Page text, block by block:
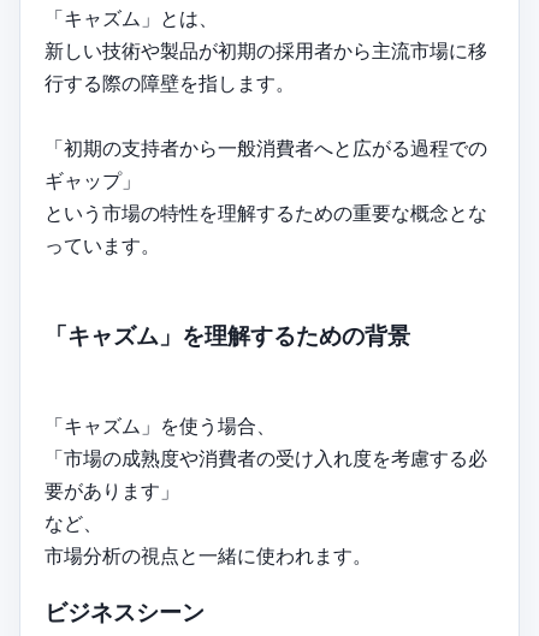
「キャズム」とは、
新しい技術や製品が初期の採用者から主流市場に移
行する際の障壁を指します。
「初期の支持者から一般消費者へと広がる過程での
ギャップ」
という市場の特性を理解するための重要な概念とな
っています。
「キャズム」を理解するための背景
「キャズム」を使う場合、
「市場の成熟度や消費者の受け入れ度を考慮する必
要があります」
など、
市場分析の視点と一緒に使われます。
ビジネスシーン